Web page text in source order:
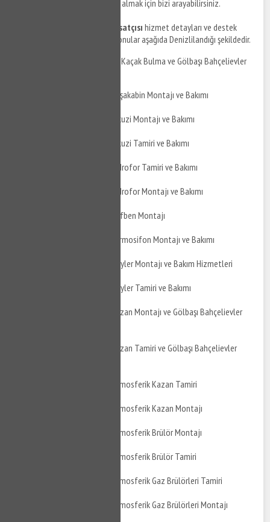
hizmetleri ile ilgili detaylı bilgi almak için bizi arayabilirsiniz.
Gölbaşı Bahçelievler su tesisatçısı hizmet detayları ve destek
taleplerinizi iletebileceğiniz konular aşağıda Denizlilandığı şekildedir.
Gölbaşı Bahçelievler Su Kaçak Bulma ve Gölbaşı Bahçelievler
Gölbaşı Bahçelievler Duşakabin Montajı ve Bakımı
Gölbaşı Bahçelievler Jakuzi Montajı ve Bakımı
Gölbaşı Bahçelievler Jakuzi Tamiri ve Bakımı
Gölbaşı Bahçelievler Hidrofor Tamiri ve Bakımı
Gölbaşı Bahçelievler Hidrofor Montajı ve Bakımı
Gölbaşı Bahçelievler Şofben Montajı
Gölbaşı Bahçelievler Termosifon Montajı ve Bakımı
Gölbaşı Bahçelievler Boyler Montajı ve Bakım Hizmetleri
Gölbaşı Bahçelievler Boyler Tamiri ve Bakımı
Gölbaşı Bahçelievler Kazan Montajı ve Gölbaşı Bahçelievler
Gölbaşı Bahçelievler Kazan Tamiri ve Gölbaşı Bahçelievler
Gölbaşı Bahçelievler Atmosferik Kazan Tamiri
Gölbaşı Bahçelievler Atmosferik Kazan Montajı
Gölbaşı Bahçelievler Atmosferik Brülör Montajı
Gölbaşı Bahçelievler Atmosferik Brülör Tamiri
Gölbaşı Bahçelievler Atmosferik Gaz Brülörleri Tamiri
Gölbaşı Bahçelievler Atmosferik Gaz Brülörleri Montajı